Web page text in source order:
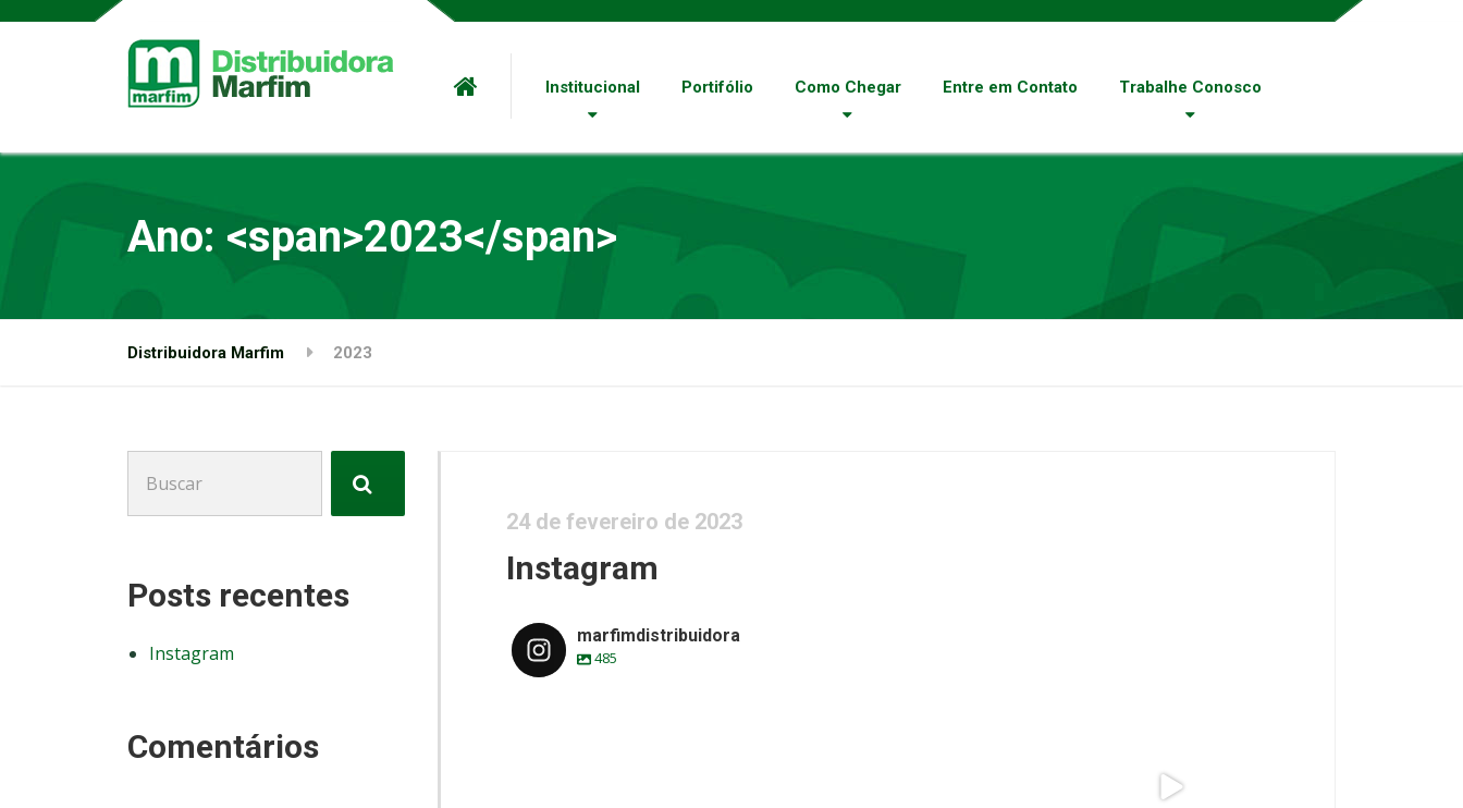
Institucional Portifólio Como Chegar Entre em Contato Trabalhe Conosco
Ano: <span>2023</span>
Distribuidora Marfim 2023
24 de fevereiro de 2023
Instagram
marfimdistribuidora
485
por:
Posts recentes
Instagram
Comentários